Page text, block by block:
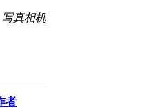
真相机
者